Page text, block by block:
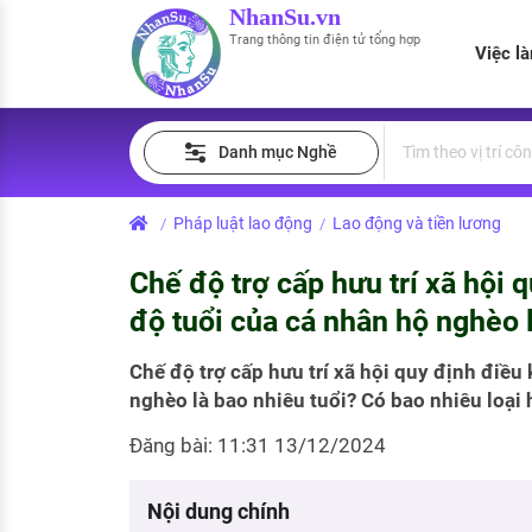
NhanSu.vn
Trang thông tin điện tử tổng hợp
Việc
Tìm việc làm
Việc làm tốt nhất
Danh sách nhà tuyển dụng
Quản lý CV
MẪU CV THEO STYLE
Mẫu CV đơn giản
Tính lương Gross - Net
PHÁP LUẬT VIỆT NAM
Văn bản pháp luật
Chính sách mới
Lao động và tiền lương
Thuế thu nhập
Hồ sơ biểu mẫu
Chính sách lao động
Danh mục Nghề
/ Pháp luật lao động / Lao động và tiền lương
Chế độ trợ cấp hưu trí xã hội
độ tuổi của cá nhân hộ nghèo
Chế độ trợ cấp hưu trí xã hội quy định điều
nghèo là bao nhiêu tuổi? Có bao nhiêu loại
Đăng bài: 11:31 13/12/2024
Nội dung chính